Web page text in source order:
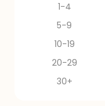
1-4
5-9
10-19
20-29
30+